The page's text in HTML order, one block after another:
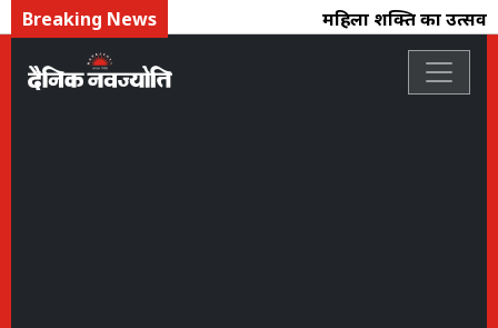
Breaking News महिला शक्ति का उत्सव